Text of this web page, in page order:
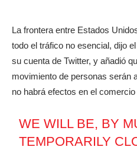
La frontera entre Estados
todo el tráfico no esencial, dijo
su cuenta de Twitter, y añadió
movimiento de personas serán
no habrá efectos en el
WE WILL BE, BY
TEMPORARILY